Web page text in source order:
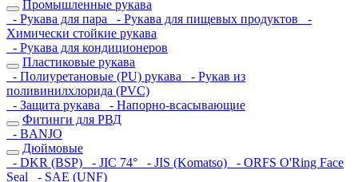
Промышленные рукава
- Рукава для пара
- Рукава для пищевых продуктов
-
Химически стойкие рукава
- Рукава для кондиционеров
Пластиковые рукава
- Полиуретановые (PU) рукава
- Рукав из
поливинилхлорида (PVC)
- Защита рукава
- Напорно-всасывающие
Фитинги для РВД
- BANJO
Дюймовые
- DKR (BSP)
- JIC 74° - JIS (Komatso)
- ORFS O'Ring Face
Seal
- SAE (UNF)